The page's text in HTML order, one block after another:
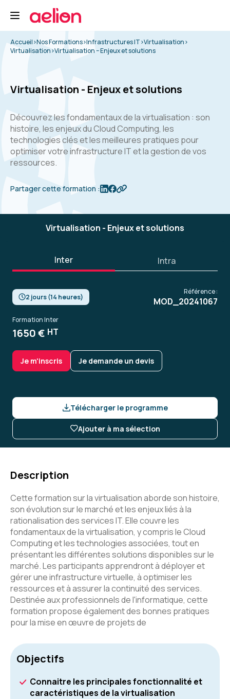
Accueil>Nos Formations>Infrastructures IT>Virtualisation>
Virtualisation>Virtualisation – Enjeux et solutions
Virtualisation - Enjeux et solutions
Découvrez les fondamentaux de la virtualisation : son
histoire, les enjeux du Cloud Computing, les
technologies clés et les meilleures pratiques pour
optimiser votre infrastructure IT et la gestion de vos
ressources.
Partager cette formation :
Virtualisation - Enjeux et solutions
Inter Intra
2 jours (14 heures)
Référence :
MOD_20241067
Formation Inter
1650 € HT
Je m'inscris Je demande un devis
Télécharger le programme
Ajouter à ma sélection
Description
Cette formation sur la virtualisation aborde son histoire,
son évolution sur le marché et les enjeux liés à la
rationalisation des services IT. Elle couvre les
fondamentaux de la virtualisation, y compris le Cloud
Computing et les technologies associées, tout en
présentant les différentes solutions disponibles sur le
marché. Les participants apprendront à déployer et
gérer une infrastructure virtuelle, à optimiser les
ressources et à assurer la continuité des services.
Destinée aux professionnels de l'informatique, cette
formation propose également des bonnes pratiques
pour la mise en œuvre de projets de
Objectifs
Connaitre les principales fonctionnalité et
caractéristiques de la virtualisation